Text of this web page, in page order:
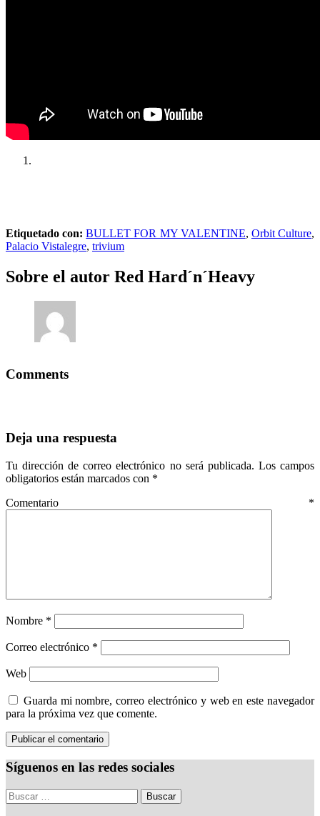
Etiquetado con: BULLET FOR MY VALENTINE, Orbit Culture,
Palacio Vistalegre, trivium
Sobre el autor Red Hard´n´Heavy
Comments
Deja una respuesta
Tu dirección de correo electrónico no será publicada. Los campos
obligatorios están marcados con *
Comentario *
Nombre *
Correo electrónico *
Web
Guarda mi nombre, correo electrónico y web en este navegador
para la próxima vez que comente.
Síguenos en las redes sociales